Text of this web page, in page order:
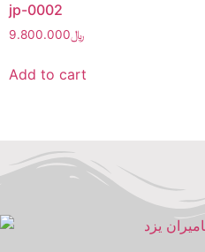
jp-0002
﷼9.800.000
Add to cart